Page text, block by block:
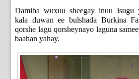
Damiba wuxuu sheegay inuu isugu
kala duwan ee bulshada Burkina
qorshe lagu qorsheynayo laguna
baahan yahay.